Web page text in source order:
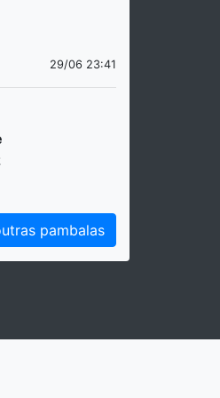
29/06 23:41
pambalas